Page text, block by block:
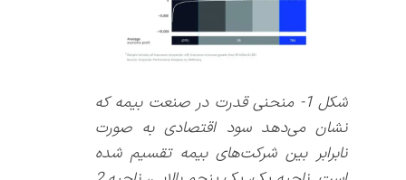
شکل 1- منحنی قدرت در صنعت بیمه که
نشان می‌دهد سود اقتصادی به صورت
نابرابر بین شرکت‌های بیمه تقسیم شده